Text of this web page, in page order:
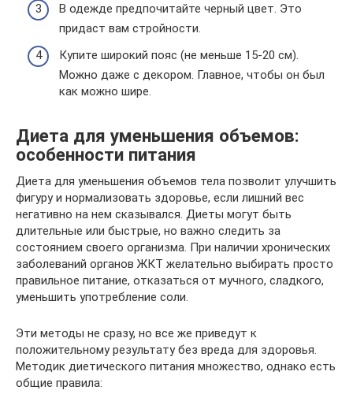
В одежде предпочитайте черный цвет. Это
придаст вам стройности.
Купите широкий пояс (не меньше 15-20 см).
Можно даже с декором. Главное, чтобы он был
как можно шире.
Диета для уменьшения объемов:
особенности питания
Диета для уменьшения объемов тела позволит улучшить
фигуру и нормализовать здоровье, если лишний вес
негативно на нем сказывался. Диеты могут быть
длительные или быстрые, но важно следить за
состоянием своего организма. При наличии хронических
заболеваний органов ЖКТ желательно выбирать просто
правильное питание, отказаться от мучного, сладкого,
уменьшить употребление соли.
Эти методы не сразу, но все же приведут к
положительному результату без вреда для здоровья.
Методик диетического питания множество, однако есть
общие правила: